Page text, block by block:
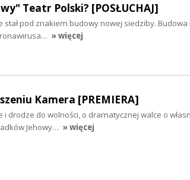
Teatr Polski? [POSŁUCHAJ]
stał pod znakiem budowy nowej siedziby. Budowa
» więcej
Kamera [PREMIERA]
drodze do wolności, o dramatycznej walce o
Jehowy… » więcej